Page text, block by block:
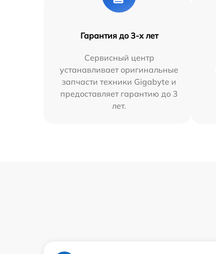
Гарантия до 3-х лет
Сервисный центр
устанавливает оригинальные
запчасти техники Gigabyte и
предоставляет гарантию до 3
лет.